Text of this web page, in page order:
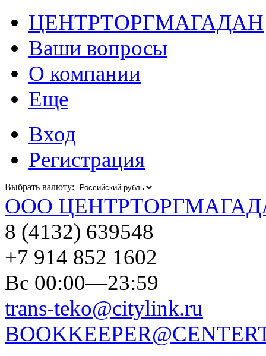
ЦЕНТРТОРГМАГАДАН
Ваши вопросы
О компании
Еще
Вход
Регистрация
Выбрать валюту:
ООО
8 (4132) 639548
+7 914 852 1602
Вс 00:00—23:59
trans-teko@citylink.ru